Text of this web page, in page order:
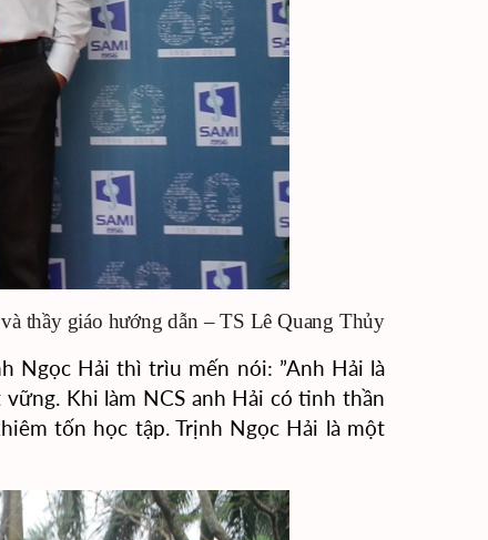
thầy giáo hướng dẫn – TS Lê Quang Thủy
Ngọc Hải thì trìu mến nói: ”Anh Hải là
Khi làm NCS anh Hải có tinh thần
tốn học tập. Trịnh Ngọc Hải là một